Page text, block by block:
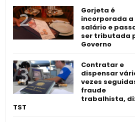
Gorjeta é
incorporada a
salário e
ser tributada
Governo
Contratar e
dispensar
vezes
fraude
trabalhista,
TST